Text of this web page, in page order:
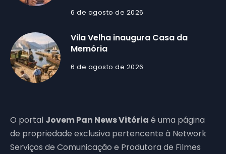
6 de agosto de 2026
Vila Velha inaugura Casa da
Memória
6 de agosto de 2026
O portal Jovem Pan News Vitória é uma página
de propriedade exclusiva pertencente à Network
Serviços de Comunicação e Produtora de Filmes